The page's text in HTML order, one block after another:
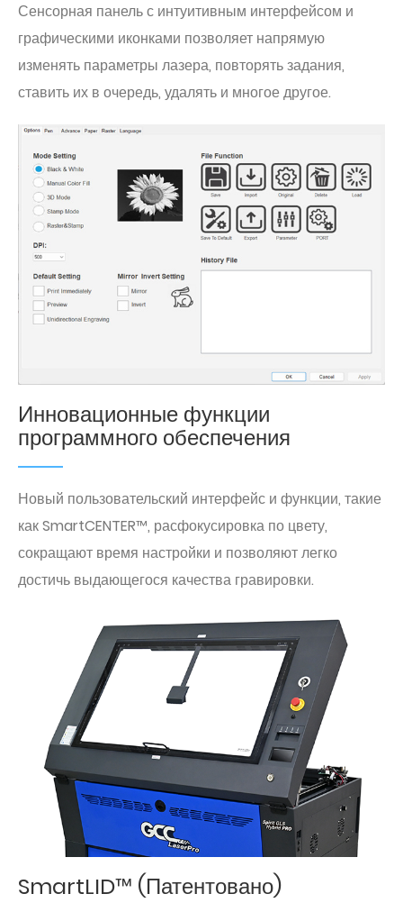
Сенсорная панель с интуитивным интерфейсом и
графическими иконками позволяет напрямую
изменять параметры лазера, повторять задания,
ставить их в очередь, удалять и многое другое.
Инновационные функции
программного обеспечения
Новый пользовательский интерфейс и функции, такие
как SmartCENTER™, расфокусировка по цвету,
сокращают время настройки и позволяют легко
достичь выдающегося качества гравировки.
SmartLID™ (Патентовано)